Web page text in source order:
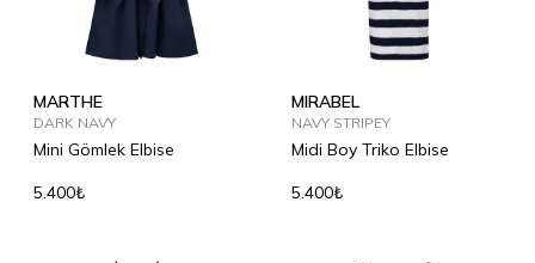
MARTHE
DARK NAVY
Mini Gömlek Elbise
5.400₺
MIRABEL
NAVY STRIPEY
Midi Boy Triko Elbise
5.400₺